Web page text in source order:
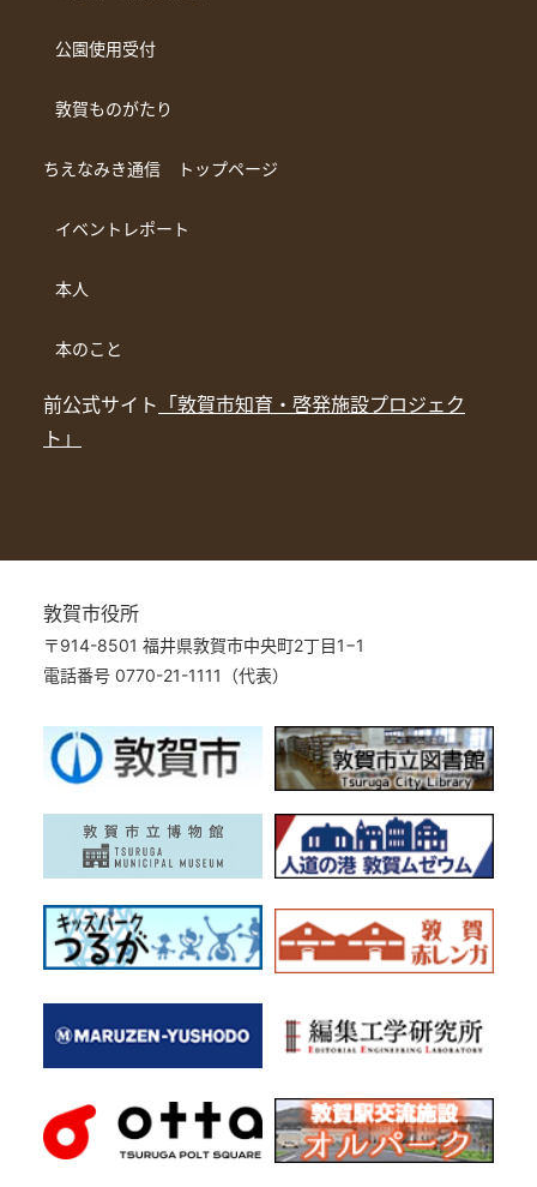
公園使用受付
敦賀ものがたり
ちえなみき通信 トップページ
イベントレポート
本人
本のこと
前公式サイト 「敦賀市知育・啓発施設プロジェク
ト」
敦賀市役所
〒914-8501 福井県敦賀市中央町2丁目1−1
電話番号 0770-21-1111（代表）